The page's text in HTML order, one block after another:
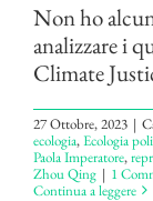
Non ho
analizzare i
Climate
27 Ottobre, 2023 |
ecologia,Ecologia
Paola Imperatore,
Zhou Qing | 1
Continua a leggere